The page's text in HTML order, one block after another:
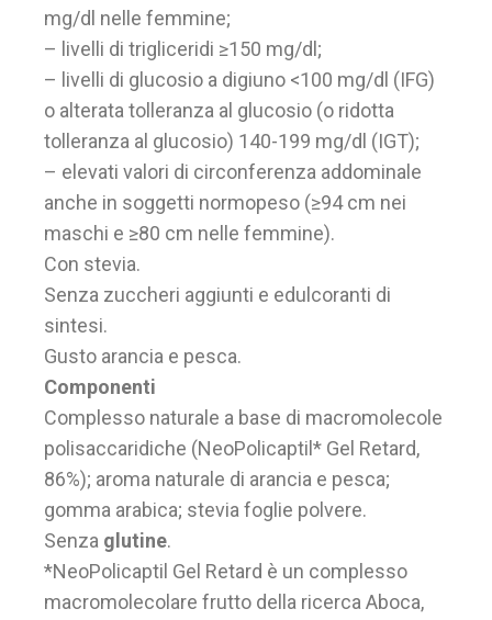
mg/dl nelle femmine;
– livelli di trigliceridi ≥150 mg/dl;
– livelli di glucosio a digiuno <100 mg/dl (IFG)
o alterata tolleranza al glucosio (o ridotta
tolleranza al glucosio) 140-199 mg/dl (IGT);
– elevati valori di circonferenza addominale
anche in soggetti normopeso (≥94 cm nei
maschi e ≥80 cm nelle femmine).
Con stevia.
Senza zuccheri aggiunti e edulcoranti di
sintesi.
Gusto arancia e pesca.
Componenti
Complesso naturale a base di macromolecole
polisaccaridiche (NeoPolicaptil* Gel Retard,
86%); aroma naturale di arancia e pesca;
gomma arabica; stevia foglie polvere.
Senza glutine.
*NeoPolicaptil Gel Retard è un complesso
macromolecolare frutto della ricerca Aboca,